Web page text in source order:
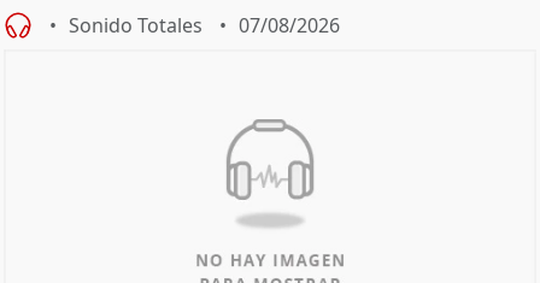
Sonido Totales 07/08/2026